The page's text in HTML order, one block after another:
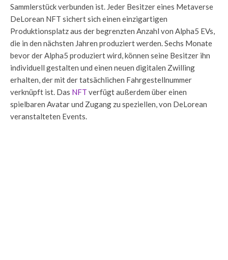
Sammlerstück verbunden ist. Jeder Besitzer eines Metaverse
DeLorean NFT sichert sich einen einzigartigen
Produktionsplatz aus der begrenzten Anzahl von Alpha5 EVs,
die in den nächsten Jahren produziert werden. Sechs Monate
bevor der Alpha5 produziert wird, können seine Besitzer ihn
individuell gestalten und einen neuen digitalen Zwilling
erhalten, der mit der tatsächlichen Fahrgestellnummer
verknüpft ist. Das NFT verfügt außerdem über einen
spielbaren Avatar und Zugang zu speziellen, von DeLorean
veranstalteten Events.